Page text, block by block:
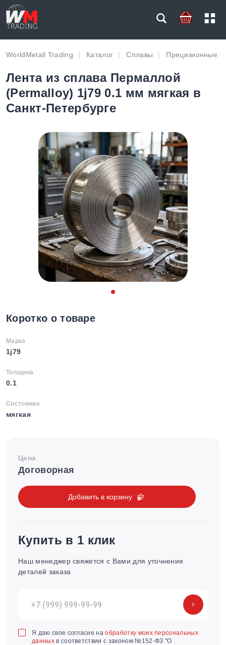
WorldMetall Trading Каталог Сплавы Прецизионные
Лента из сплава Пермаллой
(Permalloy) 1j79 0.1 мм мягкая в
Санкт-Петербурге
Коротко о товаре
Марка
1j79
Толщина
0.1
Состояние
мягкая
Цена
Договорная
Добавить в корзину
Купить в 1 клик
Наш менеджер свяжется с Вами для уточнения
деталей заказа
Я даю свое согласие наобработку моих персональных
данныхв соответствии с законом №152-ФЗ "О